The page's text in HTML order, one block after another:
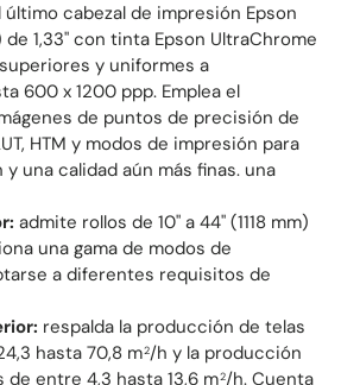
último cabezal de impresión Epson
1,33" con tinta Epson UltraChrome
y uniformes a
600 x 1200 ppp. Emplea el
de puntos de precisión de
HTM y modos de impresión para
una calidad aún más finas. una
admite rollos de 10" a 44" (1118 mm)
una gama de modos de
a diferentes requisitos de
respalda la producción de telas
hasta 70,8 m2/h y la producción
entre 4,3 hasta 13,6 m2/h. Cuenta